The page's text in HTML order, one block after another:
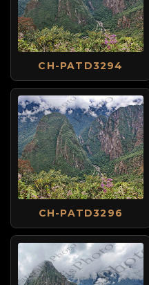
CH-PATD3294
CH-PATD3296